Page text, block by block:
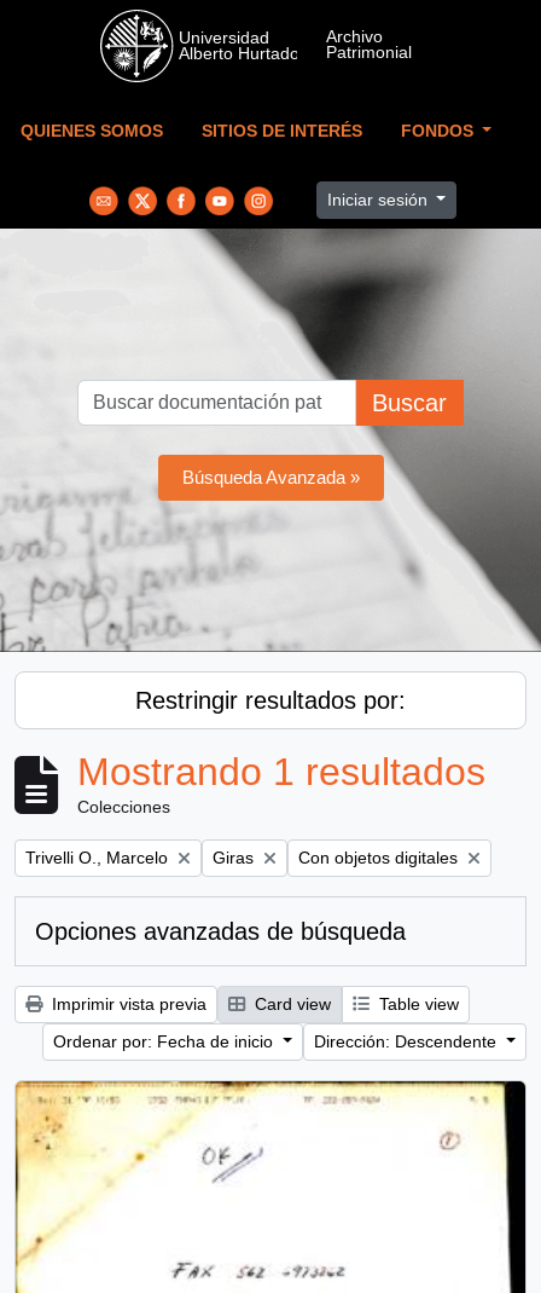
Skip to main content
QUIENES SOMOS SITIOS DE INTERÉS FONDOS
Iniciar sesión
Buscar
Búsqueda Avanzada »
Restringir resultados por:
Mostrando 1 resultados
Colecciones
Remove filter:
Trivelli O., Marcelo Remove filter:
Giras Remove filter:
Con objetos digitales
Opciones avanzadas de búsqueda
Imprimir vista previa Card view
Table view
Ordenar por: Fecha de inicio
Dirección: Descendente